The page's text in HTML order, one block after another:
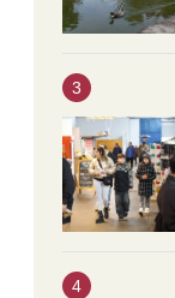
3
4